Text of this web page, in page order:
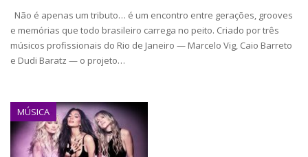
Não é apenas um tributo… é um encontro entre gerações, grooves
e memórias que todo brasileiro carrega no peito. Criado por três
músicos profissionais do Rio de Janeiro — Marcelo Vig, Caio Barreto
e Dudi Baratz — o projeto…
MÚSICA